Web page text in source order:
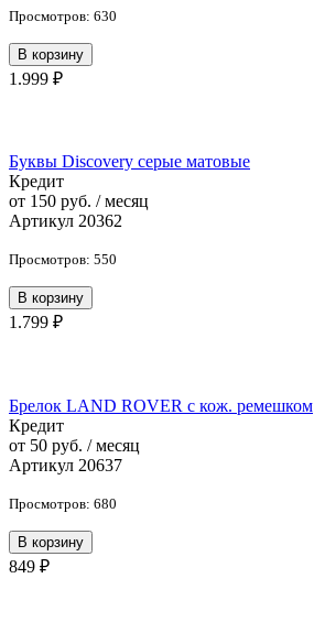
Просмотров: 630
В корзину
1.999 ₽
Буквы Discovery серые матовые
Кредит
от 150 руб. / месяц
Артикул 20362
Просмотров: 550
В корзину
1.799 ₽
Брелок LAND ROVER с кож. ремешком
Кредит
от 50 руб. / месяц
Артикул 20637
Просмотров: 680
В корзину
849 ₽